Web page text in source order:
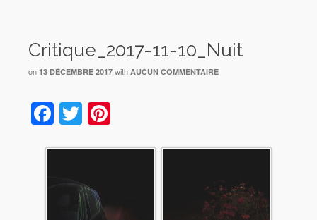
Critique_2017-11-10_Nuit
on 13 DÉCEMBRE 2017 with AUCUN COMMENTAIRE
Facebook
Twitter